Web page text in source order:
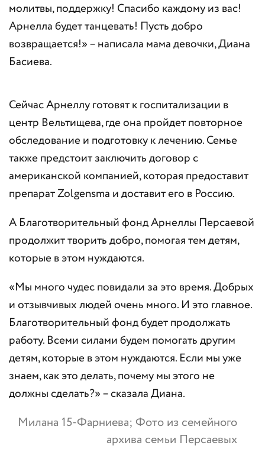
молитвы, поддержку! Спасибо каждому из вас!
Арнелла будет танцевать! Пусть добро
возвращается!» – написала мама девочки, Диана
Басиева.
Сейчас Арнеллу готовят к госпитализации в
центр Вельтищева, где она пройдет повторное
обследование и подготовку к лечению. Семье
также предстоит заключить договор с
американской компанией, которая предоставит
препарат Zolgensma и доставит его в Россию.
А Благотворительный фонд Арнеллы Персаевой
продолжит творить добро, помогая тем детям,
которые в этом нуждаются.
«Мы много чудес повидали за это время. Добрых
и отзывчивых людей очень много. И это главное.
Благотворительный фонд будет продолжать
работу. Всеми силами будем помогать другим
детям, которые в этом нуждаются. Если мы уже
знаем, как это делать, почему мы этого не
должны сделать?» – сказала Диана.
Милана 15-Фарниева; Фото из семейного
архива семьи Персаевых